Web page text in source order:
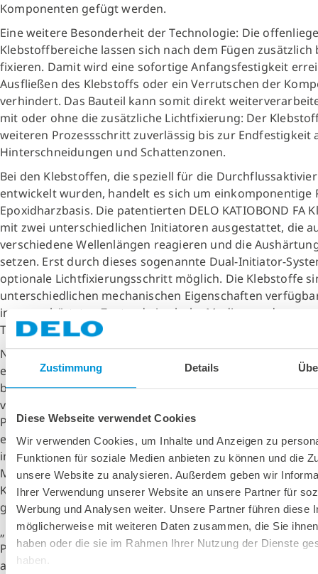
Zustimmung Details
Diese Webseite verwendet Cookies
Wir verwenden Cookies, um Inhalte und Anzeigen zu
Funktionen für soziale Medien anbieten zu können und die
unsere Website zu analysieren. Außerdem geben wir
Ihrer Verwendung unserer Website an unsere Partner für
Werbung und Analysen weiter. Unsere Partner führen diese
möglicherweise mit weiteren Daten zusammen, die Sie
haben oder die sie im Rahmen Ihrer Nutzung der Dienste
haben.
Komponenten gefügt werden.
Eine weitere Besonderheit der Technologie: Die
Klebstoffbereiche lassen sich nach dem Fügen
fixieren. Damit wird eine sofortige Anfangsfestigkeit
Ausfließen des Klebstoffs oder ein Verrutschen der
verhindert. Das Bauteil kann somit direkt
mit oder ohne die zusätzliche Lichtfixierung: Der
weiteren Prozessschritt zuverlässig bis zur Endfestigkeit
Hinterschneidungen und Schattenzonen.
Bei den Klebstoffen, die speziell für die
entwickelt wurden, handelt es sich um einkomponentige
Epoxidharzbasis. Die patentierten DELO KATIOBOND FA
mit zwei unterschiedlichen Initiatoren ausgestattet, die
verschiedene Wellenlängen reagieren und die
setzen. Erst durch dieses sogenannte Dual-Initiator-
optionale Lichtfixierungsschritt möglich. Die Klebstoffe
unterschiedlichen mechanischen Eigenschaften
im ausgehärteten Zustand eine hohe Medien- und
Temperaturbeständigkeit.
Neben Prozesstechnologie und Klebstoff hat DELO auch
entsprechendes Gerät entwickelt. DELO- ACTIVIS 600
beiden Untereinheiten Dosieren und Belichten. Die
volumetrisch, wobei sich Durchflussrate und -menge
Prozessanforderungen definieren lassen. Während der
einkomponentige Klebstoff durch das Mischrohr läuft,
integrierten DELOLUX 503 Aushärtungslampen belichtet.
Mischwendel sorgt für ein gleichmäßiges Aktivieren des
Klebstoffvolumens. DELO-ACTIVIS 600 kann als
genutzt oder in bestehende Produktionsanlagen
„Mit der Durchflussaktivierung haben wir ein
Prozesstechnologie, Klebstoff und Gerät entwickelt, das
auf Kundenseite ermöglicht“, sagt Dr. Karl Bitzer, Leiter